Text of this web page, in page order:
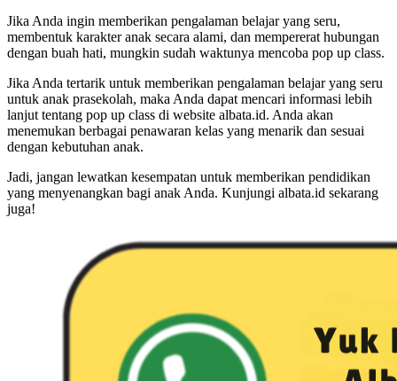
Jika Anda ingin memberikan pengalaman belajar yang seru,
membentuk karakter anak secara alami, dan mempererat hubungan
dengan buah hati, mungkin sudah waktunya mencoba pop up class.
Jika Anda tertarik untuk memberikan pengalaman belajar yang seru
untuk anak prasekolah, maka Anda dapat mencari informasi lebih
lanjut tentang pop up class di website albata.id. Anda akan
menemukan berbagai penawaran kelas yang menarik dan sesuai
dengan kebutuhan anak.
Jadi, jangan lewatkan kesempatan untuk memberikan pendidikan
yang menyenangkan bagi anak Anda. Kunjungi albata.id sekarang
juga!